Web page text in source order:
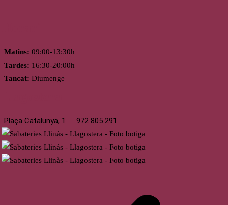
Matins: 09:00-13:30h
Tardes: 16:30-20:00h
Tancat: Diumenge
Plaça Catalunya, 1 972 805 291